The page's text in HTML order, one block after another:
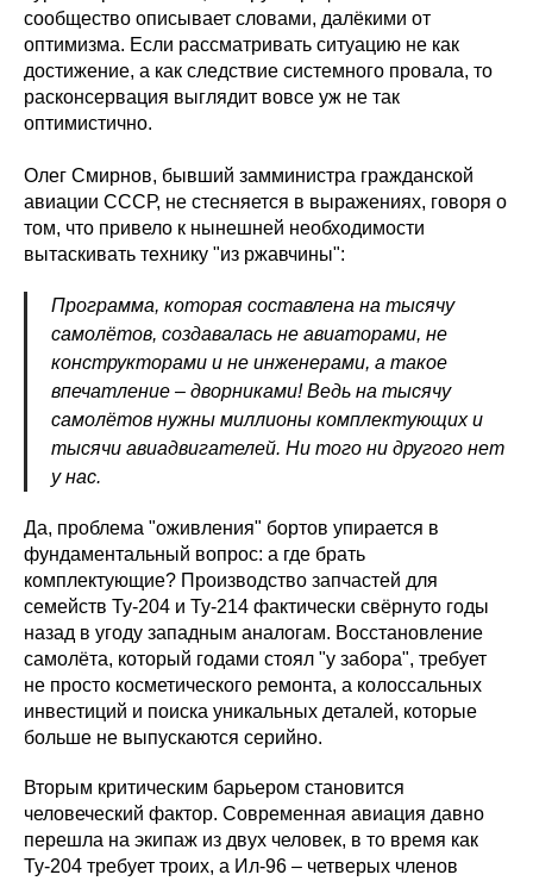
сообщество описывает словами, далёкими от
оптимизма. Если рассматривать ситуацию не как
достижение, а как следствие системного провала, то
расконсервация выглядит вовсе уж не так
оптимистично.
Олег Смирнов, бывший замминистра гражданской
авиации СССР, не стесняется в выражениях, говоря о
том, что привело к нынешней необходимости
вытаскивать технику "из ржавчины":
Программа, которая составлена на тысячу
самолётов, создавалась не авиаторами, не
конструкторами и не инженерами, а такое
впечатление – дворниками! Ведь на тысячу
самолётов нужны миллионы комплектующих и
тысячи авиадвигателей. Ни того ни другого нет
у нас.
Да, проблема "оживления" бортов упирается в
фундаментальный вопрос: а где брать
комплектующие? Производство запчастей для
семейств Ту-204 и Ту-214 фактически свёрнуто годы
назад в угоду западным аналогам. Восстановление
самолёта, который годами стоял "у забора", требует
не просто косметического ремонта, а колоссальных
инвестиций и поиска уникальных деталей, которые
больше не выпускаются серийно.
Вторым критическим барьером становится
человеческий фактор. Современная авиация давно
перешла на экипаж из двух человек, в то время как
Ту-204 требует троих, а Ил-96 – четверых членов